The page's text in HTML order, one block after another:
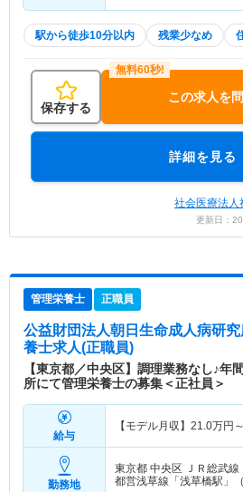
駅から徒歩10分以内 残業少なめ
保存する
この求人を
詳細を見る
社会医療法人
更新日：
管理栄養士 正職員
公益財団法人朝日生命成人病研
養士求人(正職員)
【東京都／中央区】調理業務なし♪
所にて管理栄養士の募集＜正社員＞
給与
【モデル月収】 21.0万円～
勤務地
東京都 中央区 ＪＲ総武線
都営浅草線「浅草橋駅」